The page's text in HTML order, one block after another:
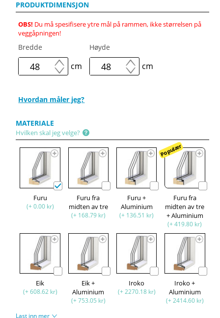
PRODUKTDIMENSJON
OBS! Du må spesifisere ytre mål på rammen, ikke størrelsen på
veggåpningen!
Bredde
cm
Høyde
cm
Hvordan måler jeg?
MATERIALE
Hvilken skal jeg velge?
Furu
(+ 0.00 kr)
Furu fra
midten av tre
(+ 168.79 kr)
Furu +
Aluminium
(+ 136.51 kr)
Populær
Furu fra
midten av tre
+ Aluminium
(+ 419.80 kr)
Eik
(+ 608.62 kr)
Eik +
Aluminium
(+ 753.05 kr)
Iroko
(+ 2270.18 kr)
Iroko +
Aluminium
(+ 2414.60 kr)
Last inn mer